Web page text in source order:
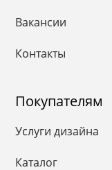
Вакансии
Контакты
Покупателям
Услуги дизайна
Каталог